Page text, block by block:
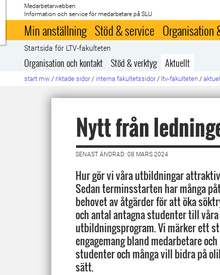
Till startsida
Medarbetarwebben
Information och service för medarbetare på SLU
Min anställning Stöd & service Organisation
Startsida för LTV-fakulteten
Organisation och kontakt Stöd & verktyg Aktuellt
start mw / riktade sidor / interna fakultetssidor / ltv-fakulteten /
Nytt från
SENAST ÄNDRAD: 08 MARS 2024
Hur gör vi våra utbildningar
Sedan terminsstarten har många
behovet av åtgärder för att öka
och antal antagna studenter till våra
utbildningsprogram. Vi märker ett
engagemang bland medarbetare och
studenter och många vill bidra på
sätt.